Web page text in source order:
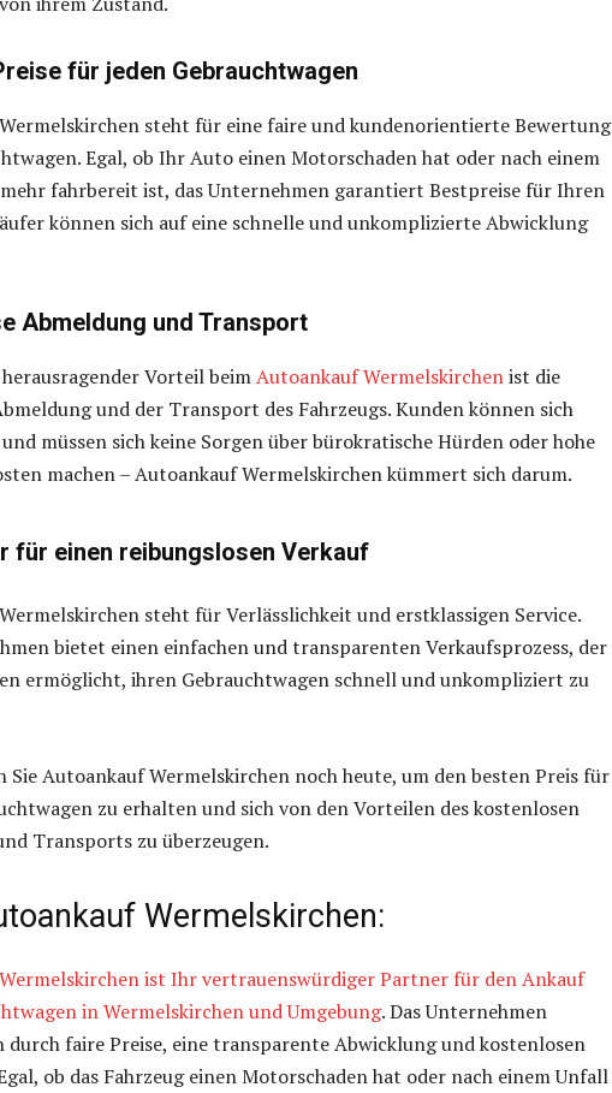
für jeden Gebrauchtwagen
steht für eine faire und kundenorientierte Bewertung
Egal, ob Ihr Auto einen Motorschaden hat oder nach einem
fahrbereit ist, das Unternehmen garantiert Bestpreise für Ihren
können sich auf eine schnelle und unkomplizierte Abwicklung
Abmeldung und Transport
Vorteil beimAutoankauf Wermelskirchenist die
und der Transport des Fahrzeugs. Kunden können sich
müssen sich keine Sorgen über bürokratische Hürden oder hohe
machen – Autoankauf Wermelskirchen kümmert sich darum.
für einen reibungslosen Verkauf
steht für Verlässlichkeit und erstklassigen Service.
bietet einen einfachen und transparenten Verkaufsprozess, der
ermöglicht, ihren Gebrauchtwagen schnell und unkompliziert zu
Sie Autoankauf Wermelskirchen noch heute, um den besten Preis für
zu erhalten und sich von den Vorteilen des kostenlosen
Transports zu überzeugen.
Wermelskirchen:
ist Ihr vertrauenswürdiger Partner für den Ankauf
in Wermelskirchen und Umgebung. Das Unternehmen
durch faire Preise, eine transparente Abwicklung und kostenlosen
ob das Fahrzeug einen Motorschaden hat oder nach einem Unfall